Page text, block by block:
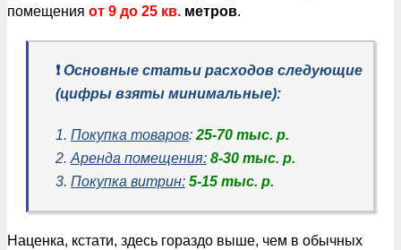
помещения от 9 до 25 кв. метров.
❗️Основные статьи расходов следующие
(цифры взяты минимальные):
1. Покупка товаров: 25-70 тыс. р.
2. Аренда помещения: 8-30 тыс. р.
3. Покупка витрин: 5-15 тыс. р.
Наценка, кстати, здесь гораздо выше, чем в обычных